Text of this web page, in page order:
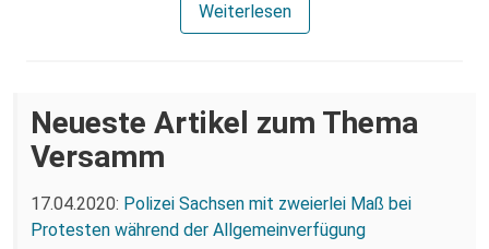
Weiterlesen
Neueste Artikel zum Thema
Versamm
17.04.2020: Polizei Sachsen mit zweierlei Maß bei
Protesten während der Allgemeinverfügung